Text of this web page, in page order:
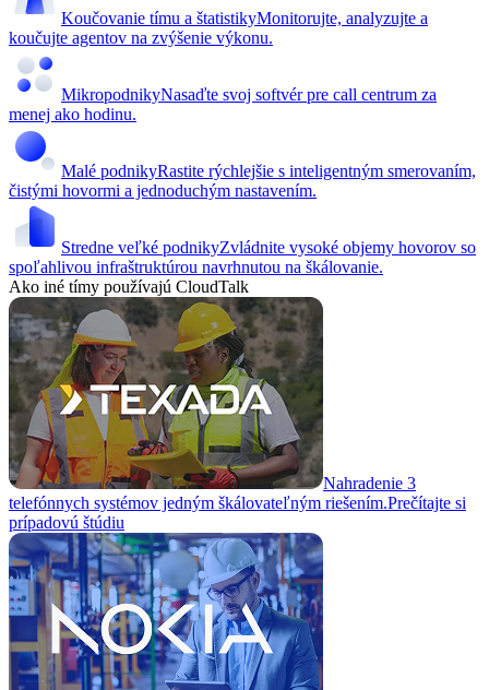
Koučovanie tímu a štatistikyMonitorujte, analyzujte a
koučujte agentov na zvýšenie výkonu.
MikropodnikyNasaďte svoj softvér pre call centrum za
menej ako hodinu.
Malé podnikyRastite rýchlejšie s inteligentným smerovaním,
čistými hovormi a jednoduchým nastavením.
Stredne veľké podnikyZvládnite vysoké objemy hovorov so
spoľahlivou infraštruktúrou navrhnutou na škálovanie.
Ako iné tímy používajú CloudTalk
Nahradenie 3
telefónnych systémov jedným škálovateľným riešením.Prečítajte si
prípadovú štúdiu